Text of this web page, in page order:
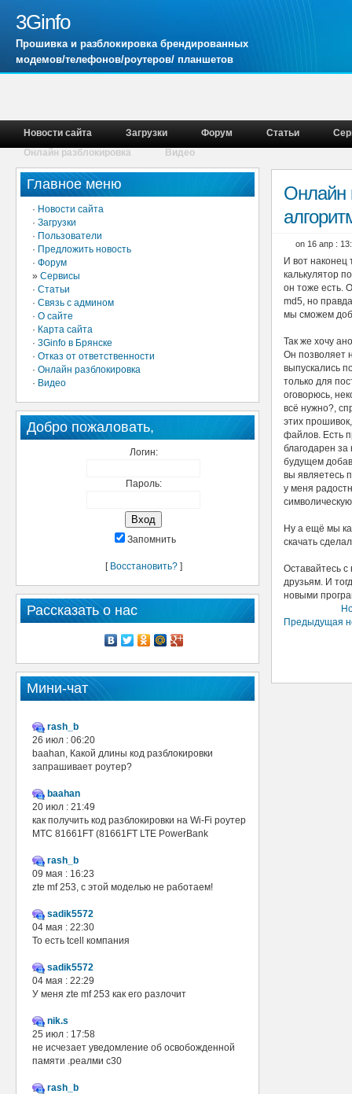
3Ginfo
Прошивка и разблокировка брендированных
модемов/телефонов/роутеров/ планшетов
Новости сайта Загрузки Форум Статьи
Онлайн разблокировка
Видео
Главное меню
· Новости сайта
· Загрузки
· Пользователи
· Предложить новость
· Форум
» Сервисы
· Статьи
· Связь с админом
· О сайте
· Карта сайта
· 3Ginfo в Брянске
· Отказ от ответственности
· Онлайн разблокировка
· Видео
Добро пожаловать,
Логин:
Пароль:
Запомнить
[ Восстановить?]
Рассказать о нас
Мини-чат
rash_b
26 июл : 06:20
baahan, Какой длины код разблокировки
запрашивает роутер?
baahan
20 июл : 21:49
как получить код разблокировки на Wi-Fi роутер
МТС 81661FT (81661FT LTE PowerBank
rash_b
09 мая : 16:23
zte mf 253, с этой моделью не работаем!
sadik5572
04 мая : 22:30
То есть tcell компания
sadik5572
04 мая : 22:29
У меня zte mf 253 как его разлочит
nik.s
25 июл : 17:58
не исчезает уведомление об освобожденной
памяти .реалми с30
rash_b
Онлайн
on 16 апр :
И вот наконец
калькулятор
он тоже есть.
md5, но
мы сможем
Так же хочу
Он позволяет
выпускались
только для
оговорюсь,
всё нужно?,
этих
файлов. Есть
благодарен за
будущем
вы являетесь
у меня
Ну а ещё мы
скачать
Оставайтесь с
друзьям. И
новыми
Предыдущая